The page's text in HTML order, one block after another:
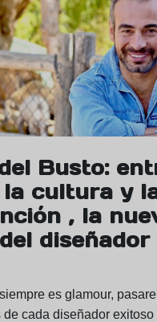
Busto:
la cultura y
, la
diseñador
es glamour,
de cada diseñador